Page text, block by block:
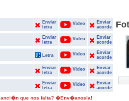
Enviar
letra
Video
Enviar
acorde
Enviar
letra
Video
Enviar
acorde
Letra Video
Enviar
acorde
Enviar
letra
Video
Enviar
acorde
Enviar
letra
Video
Enviar
acorde
que nos falta? �Env�anosla!